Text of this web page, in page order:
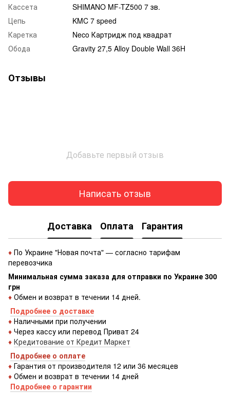
Кассета
SHIMANO MF-TZ500 7 зв.
Цепь
KMC 7 speed
Каретка
Neco Картридж под квадрат
Обода
Gravity 27,5 Alloy Double Wall 36H
Отзывы
Добавьте первый отзыв
Написать отзыв
Доставка Оплата Гарантия
♦ По Украине "Новая почта" — согласно тарифам
перевозчика
Минимальная сумма заказа для отправки по Украине 300
грн
♦ Обмен и возврат в течении 14 дней.
Подробнее о доставке
♦ Наличными при получении
♦ Через кассу или перевод Приват 24
♦ Кредитование от Кредит Маркет
Подробнее о оплате
♦ Гарантия от производителя 12 или 36 месяцев
♦ Обмен и возврат в течении 14 дней
Подробнее о гарантии